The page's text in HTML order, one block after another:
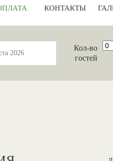
КОНТАКТЫ
Кол-во
гостей